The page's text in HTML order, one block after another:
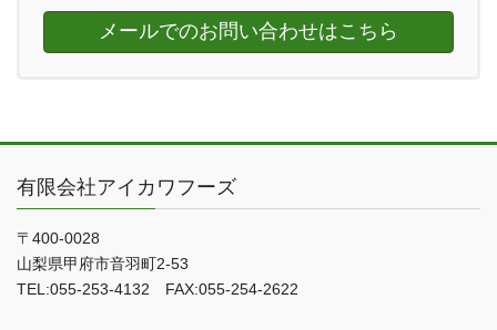
メールでのお問い合わせはこちら
有限会社アイカワフーズ
〒400-0028
山梨県甲府市音羽町2-53
TEL:055-253-4132 FAX:055-254-2622